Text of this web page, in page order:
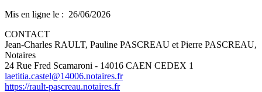
Mis en ligne le : 26/06/2026
CONTACT
Jean-Charles RAULT, Pauline PASCREAU et Pierre PASCREAU,
Notaires
24 Rue Fred Scamaroni - 14016 CAEN CEDEX 1
laetitia.castel@14006.notaires.fr
https://rault-pascreau.notaires.fr